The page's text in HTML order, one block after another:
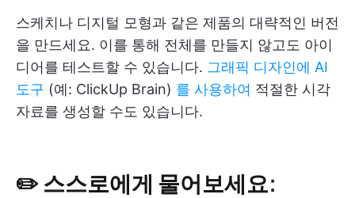
스케치나 디지털 모형과 같은 제품의 대략적인 버전
을 만드세요. 이를 통해 전체를 만들지 않고도 아이
디어를 테스트할 수 있습니다. 그래픽 디자인에 AI
도구 (예: ClickUp Brain) 를 사용하여 적절한 시각
자료를 생성할 수도 있습니다.
✏️ 스스로에게 물어보세요: